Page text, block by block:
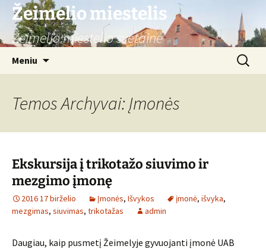
Žeimelio miestelis
Žeimelio miestelio svetainė
Meniu Ieškoti:
Temos Archyvai: Įmonės
Ekskursija į trikotažo siuvimo ir
mezgimo įmonę
2016 17 birželio Įmonės, Išvykos įmonė, išvyka,
mezgimas, siuvimas, trikotažas admin
Daugiau, kaip pusmetį Žeimelyje gyvuojanti įmonė UAB